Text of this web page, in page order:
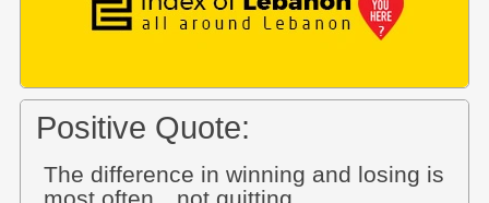
Positive Quote:
The difference in winning and losing is